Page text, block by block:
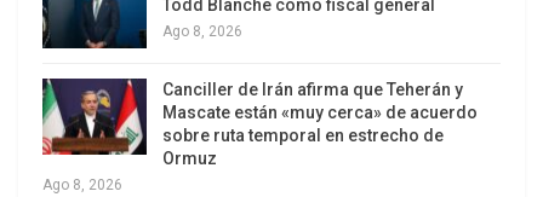
Como apuntase en sus libros nuestro profesor y
amigo, el historiador de la Economía Venezolana,
camarada Federico Brito Figueroa, la perversa
deformación de nuestra actual oligarquía
parasitaria se origina desde la época colonial,
Todd Blanche como fiscal general
Ago 8, 2026
Canciller de Irán afirma que Teherán y
Mascate están «muy cerca» de acuerdo
sobre ruta temporal en estrecho de
Ormuz
Ago 8, 2026